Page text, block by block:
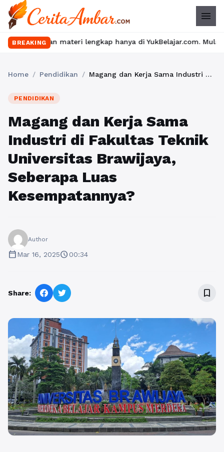
menu
BREAKING
materi lengkap hanya di YukBelajar.com. Mulai langkah
Home / Pendidikan / Magang dan Kerja Sama Industri di Fakultas Teknik Universitas Brawijaya, Seberapa Luas Kesempatannya?
PENDIDIKAN
Magang dan Kerja Sama
Industri di Fakultas Teknik
Universitas Brawijaya,
Seberapa Luas
Kesempatannya?
Author
calendar_todayMar 16, 2025schedule00:34
Share: bookmark_border